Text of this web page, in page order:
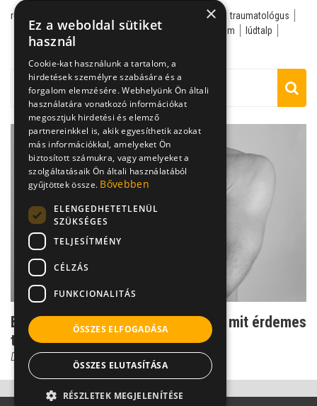
reumatológus sportsebész
traumatológus
köszvény
bokaduzzanat bursitis ízületi fájdalom
lúdtalp
magas húgysavérték
Bursitis vagy nyáktömlő-gyulladás: mit érdemes
tudni róla?
Dr. Zolnay Péter
×
Ez a weboldal sütiket
használ
Cookie-kat használunk a tartalom, a
hirdetések személyre szabására és a
forgalom elemzésére. Webhelyünk Ön általi
használatára vonatkozó információkat
megosztjuk hirdetési és elemző
partnereinkkel is, akik egyesíthetik azokat
más információkkal, amelyeket Ön
biztosított számukra, vagy amelyeket a
szolgáltatásaik Ön általi használatából
gyűjtöttek össze. Bővebben
ELENGEDHETETLENÜL
SZÜKSÉGES
TELJESÍTMÉNY
CÉLZÁS
FUNKCIONALITÁS
ÖSSZES ELFOGADÁSA
ÖSSZES ELUTASÍTÁSA
RÉSZLETEK MEGJELENÍTÉSE